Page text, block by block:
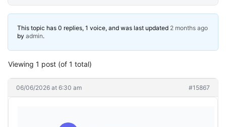
This topic has 0 replies, 1 voice, and was last updated 2 months ago
by admin.
Viewing 1 post (of 1 total)
06/06/2026 at 6:30 am #15867